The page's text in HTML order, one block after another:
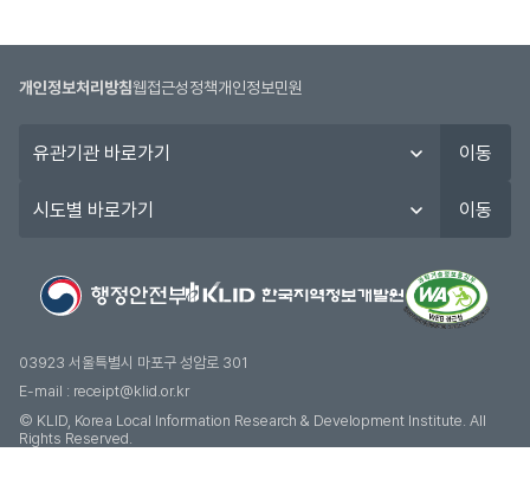
개인정보처리방침웹접근성정책개인정보민원
관
이동
도
기
이동
03923 서울특별시 마포구 성암로 301
E-mail : receipt@klid.or.kr
© KLID, Korea Local Information Research & Development Institute. AII
Rights Reserved.